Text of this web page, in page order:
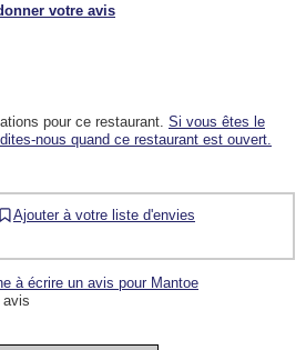
votre avis
pour ce restaurant. Si vous êtes le
nous quand ce restaurant est ouvert.
Ajouter à votre liste d'envies
à écrire un avis pour Mantoe
avis